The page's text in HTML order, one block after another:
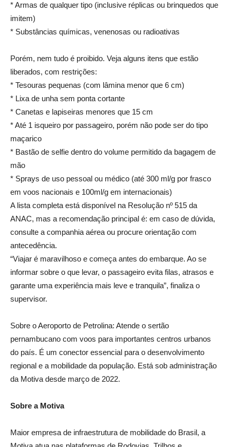
* Armas de qualquer tipo (inclusive réplicas ou brinquedos que
imitem)
* Substâncias químicas, venenosas ou radioativas
Porém, nem tudo é proibido. Veja alguns itens que estão
liberados, com restrições:
* Tesouras pequenas (com lâmina menor que 6 cm)
* Lixa de unha sem ponta cortante
* Canetas e lapiseiras menores que 15 cm
* Até 1 isqueiro por passageiro, porém não pode ser do tipo
maçarico
* Bastão de selfie dentro do volume permitido da bagagem de
mão
* Sprays de uso pessoal ou médico (até 300 ml/g por frasco
em voos nacionais e 100ml/g em internacionais)
A lista completa está disponível na Resolução nº 515 da
ANAC, mas a recomendação principal é: em caso de dúvida,
consulte a companhia aérea ou procure orientação com
antecedência.
“Viajar é maravilhoso e começa antes do embarque. Ao se
informar sobre o que levar, o passageiro evita filas, atrasos e
garante uma experiência mais leve e tranquila”, finaliza o
supervisor.
Sobre o Aeroporto de Petrolina: Atende o sertão
pernambucano com voos para importantes centros urbanos
do país. É um conector essencial para o desenvolvimento
regional e a mobilidade da população. Está sob administração
da Motiva desde março de 2022.
Sobre a Motiva
Maior empresa de infraestrutura de mobilidade do Brasil, a